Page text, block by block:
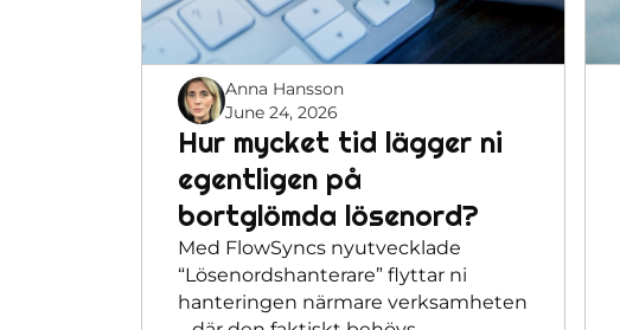
Anna Hansson
June 24, 2026
Hur mycket tid lägger ni
egentligen på
bortglömda lösenord?
Med FlowSyncs nyutvecklade
“Lösenordshanterare” flyttar ni
hanteringen närmare verksamheten